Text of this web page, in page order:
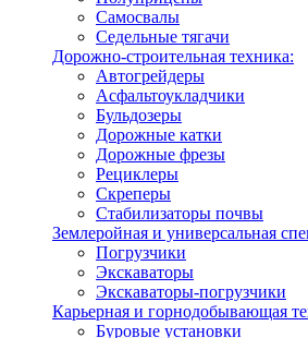
Самосвалы
Седельные тягачи
Дорожно-строительная техника:
Автогрейдеры
Асфальтоукладчики
Бульдозеры
Дорожные катки
Дорожные фрезы
Рециклеры
Скреперы
Стабилизаторы почвы
Землеройная и универсальная
Погрузчики
Экскаваторы
Экскаваторы-погрузчики
Карьерная и горнодобывающая
Буровые установки